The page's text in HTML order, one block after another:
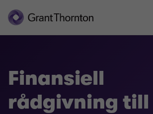
Finansiell
rådgivning till